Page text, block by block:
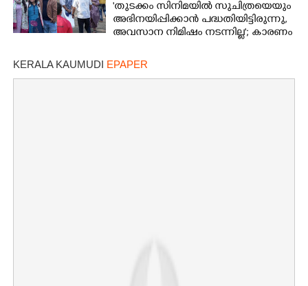
'തുടക്കം സിനിമയിൽ സുചിത്രയെയും
അഭിനയിപ്പിക്കാൻ പദ്ധതിയിട്ടിരുന്നു,​
അവസാന നിമിഷം നടന്നില്ല'; കാരണം
KERALA KAUMUDI EPAPER